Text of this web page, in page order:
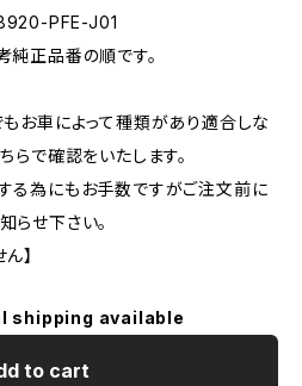
PFE-J01
正品番の順です。
お車によって種類があり適合しな
らで確認をいたします。
る為にもお手数ですがご注文前に
せ下さい。
】
shipping available
to cart